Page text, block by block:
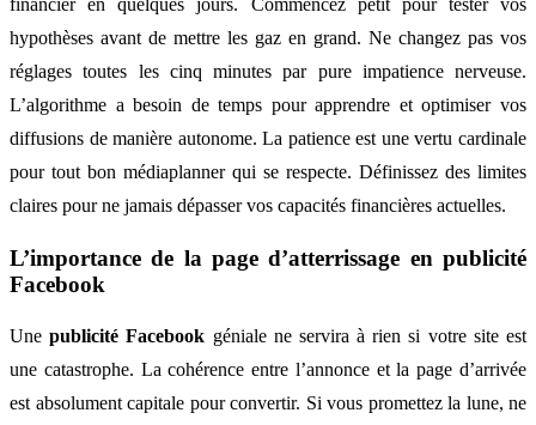
hypothèses avant de mettre les gaz en grand. Ne changez pas vos
réglages toutes les cinq minutes par pure impatience nerveuse.
L’algorithme a besoin de temps pour apprendre et optimiser vos
diffusions de manière autonome. La patience est une vertu cardinale
pour tout bon médiaplanner qui se respecte. Définissez des limites
claires pour ne jamais dépasser vos capacités financières actuelles.
L’importance de la page d’atterrissage en publicité
Facebook
Unepublicité Facebook géniale ne servira à rien si votre site est
une catastrophe. La cohérence entre l’annonce et la page d’arrivée
est absolument capitale pour convertir. Si vous promettez la lune, ne